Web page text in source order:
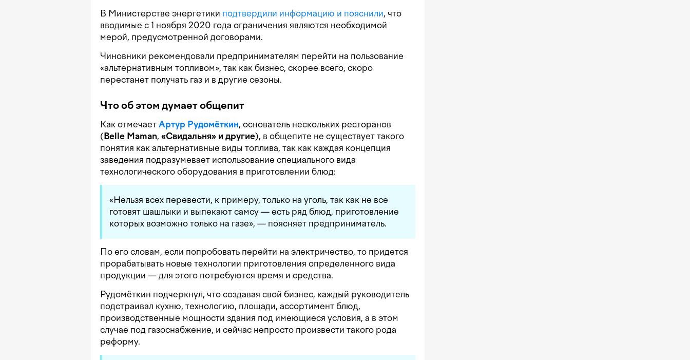
В Министерстве энергетики подтвердили информацию и пояснили, что
вводимые с 1 ноября 2020 года ограничения являются необходимой
мерой, предусмотренной договорами.
Чиновники рекомендовали предпринимателям перейти на пользование
«альтернативным топливом», так как бизнес, скорее всего, скоро
перестанет получать газ и в другие сезоны.
Что об этом думает общепит
Как отмечает Артур Рудомёткин, основатель нескольких ресторанов
(Belle Maman, «Свидальня» и другие), в общепите не существует такого
понятия как альтернативные виды топлива, так как каждая концепция
заведения подразумевает использование специального вида
технологического оборудования в приготовлении блюд:
«Нельзя всех перевести, к примеру, только на уголь, так как не все
готовят шашлыки и выпекают самсу — есть ряд блюд, приготовление
которых возможно только на газе», — поясняет предприниматель.
По его словам, если попробовать перейти на электричество, то придется
прорабатывать новые технологии приготовления определенного вида
продукции — для этого потребуются время и средства.
Рудомёткин подчеркнул, что создавая свой бизнес, каждый руководитель
подстраивал кухню, технологию, площади, ассортимент блюд,
производственные мощности здания под имеющиеся условия, а в этом
случае под газоснабжение, и сейчас непросто произвести такого рода
реформу.